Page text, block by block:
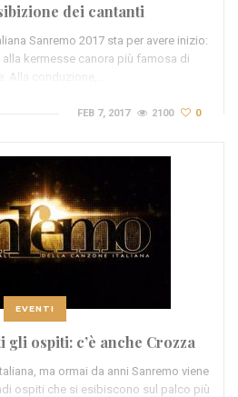
dei cantanti
Sanremo 2017 sta per avere inizio:
alla kermesse canora più famosa di
Alla conduzione,…
FEB 7, 2017 2100 0
EVENTI
gli ospiti: c’è anche Crozza
ma ormai da anni Sanremo viene
ospiti che si esibiscono sul palco più